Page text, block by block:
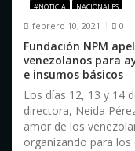
#NOTICIA NACIONALES
febrero 10, 2021 0
Fundación NPM
venezolanos para
e insumos básicos
Los días 12, 13 y 14
directora, Neida
amor de los
organizando para los